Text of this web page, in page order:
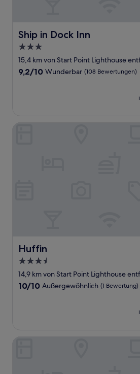
Ship in Dock Inn
Ship in Dock Inn
3.0-
Sterne-
Unterkunft
15,4 km von Start Point Lighthouse
9.2
9,2/10 Wunderbar (108 Bewertungen)
Huffin
Huffin
3.5-
Sterne-
Unterkunft
14,9 km von Start Point Lighthouse
10.0
10/10 Außergewöhnlich (1 Bewertung)